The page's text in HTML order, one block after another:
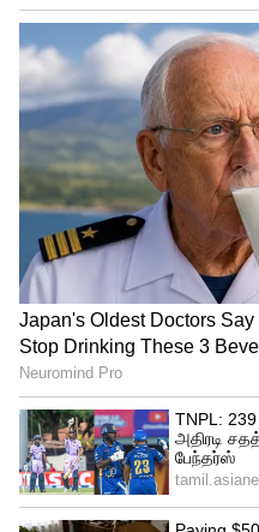
Related Articles
சிவபெருமானின்
ராசிக்காரர்கள்:
மகாசக்தி என்ன
வாழ்க்கையில் அடி மேல்